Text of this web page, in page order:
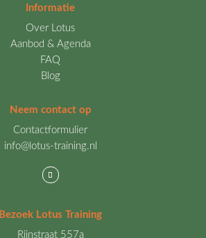
Informatie
Over Lotus
Aanbod & Agenda
FAQ
Blog
Neem contact op
Contactformulier
info@lotus-training.nl
Bezoek Lotus Training
Rijnstraat 557a